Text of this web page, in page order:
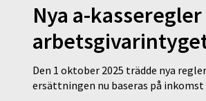
Nya a-
Den 1 oktober 2025 trädde nya
ersättningen nu baseras på